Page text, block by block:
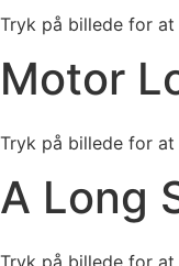
Tryk på billede for
Motor
Tryk på billede for
A Long